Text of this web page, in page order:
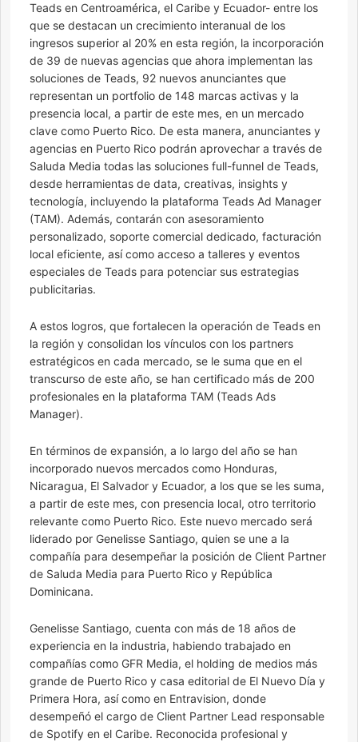
Teads en Centroamérica, el Caribe y Ecuador- entre los
que se destacan un crecimiento interanual de los
ingresos superior al 20% en esta región, la incorporación
de 39 de nuevas agencias que ahora implementan las
soluciones de Teads, 92 nuevos anunciantes que
representan un portfolio de 148 marcas activas y la
presencia local, a partir de este mes, en un mercado
clave como Puerto Rico. De esta manera, anunciantes y
agencias en Puerto Rico podrán aprovechar a través de
Saluda Media todas las soluciones full-funnel de Teads,
desde herramientas de data, creativas, insights y
tecnología, incluyendo la plataforma Teads Ad Manager
(TAM). Además, contarán con asesoramiento
personalizado, soporte comercial dedicado, facturación
local eficiente, así como acceso a talleres y eventos
especiales de Teads para potenciar sus estrategias
publicitarias.
A estos logros, que fortalecen la operación de Teads en
la región y consolidan los vínculos con los partners
estratégicos en cada mercado, se le suma que en el
transcurso de este año, se han certificado más de 200
profesionales en la plataforma TAM (Teads Ads
Manager).
En términos de expansión, a lo largo del año se han
incorporado nuevos mercados como Honduras,
Nicaragua, El Salvador y Ecuador, a los que se les suma,
a partir de este mes, con presencia local, otro territorio
relevante como Puerto Rico. Este nuevo mercado será
liderado por Genelisse Santiago, quien se une a la
compañía para desempeñar la posición de Client Partner
de Saluda Media para Puerto Rico y República
Dominicana.
Genelisse Santiago, cuenta con más de 18 años de
experiencia en la industria, habiendo trabajado en
compañías como GFR Media, el holding de medios más
grande de Puerto Rico y casa editorial de El Nuevo Día y
Primera Hora, así como en Entravision, donde
desempeñó el cargo de Client Partner Lead responsable
de Spotify en el Caribe. Reconocida profesional y